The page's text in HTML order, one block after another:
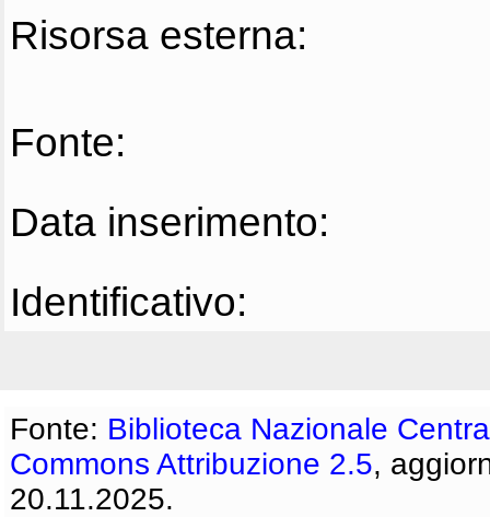
Risorsa esterna:
Fonte:
Data inserimento:
Identificativo:
Fonte: Biblioteca Nazionale
Commons Attribuzione 2.5,
20.11.2025.